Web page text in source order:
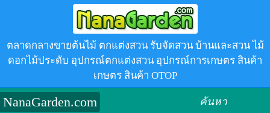
ตลาดกลางขายต้นไม้ ตกแต่งสวน รับจัดสวน บ้านและสวน ไม้
ดอกไม้ประดับ อุปกรณ์ตกแต่งสวน อุปกรณ์การเกษตร สินค้า
เกษตร สินค้า OTOP
NanaGarden.com ค้นหา